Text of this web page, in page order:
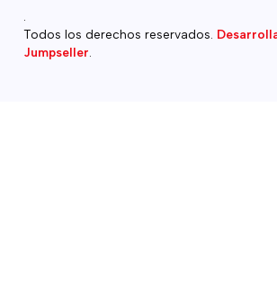
Todos los derechos reservados.
Jumpseller